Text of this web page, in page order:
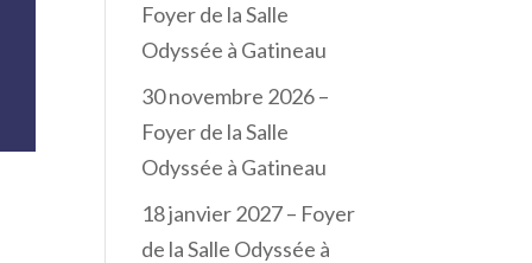
Foyer de la Salle
Odyssée à Gatineau
30 novembre 2026 –
Foyer de la Salle
Odyssée à Gatineau
18 janvier 2027 – Foyer
de la Salle Odyssée à